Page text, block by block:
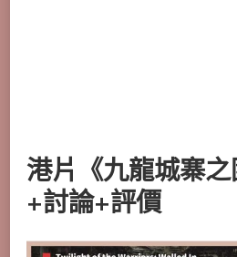
港片《九龍城寨
+討論+評價